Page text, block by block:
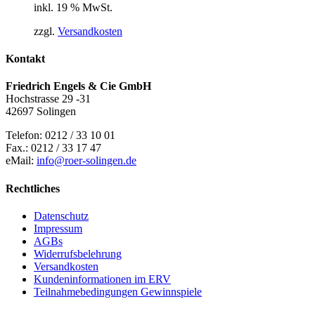
inkl. 19 % MwSt.
zzgl. Versandkosten
Kontakt
Friedrich Engels & Cie GmbH
Hochstrasse 29 -31
42697 Solingen
Telefon: 0212 / 33 10 01
Fax.: 0212 / 33 17 47
eMail: info@roer-solingen.de
Rechtliches
Datenschutz
Impressum
AGBs
Widerrufsbelehrung
Versandkosten
Kundeninformationen im ERV
Teilnahmebedingungen Gewinnspiele